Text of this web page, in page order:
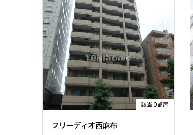
該当0部屋
フリーディオ西麻布